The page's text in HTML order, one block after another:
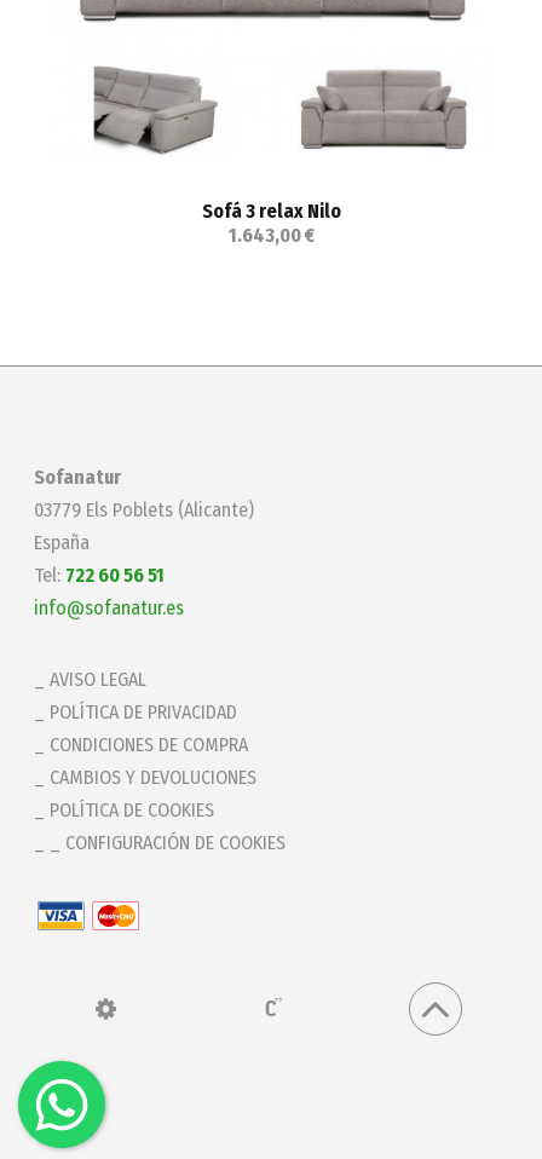
Sofá 3 relax Nilo
1.643,00 €
Sofanatur
03779 Els Poblets (Alicante)
España
Tel: 722 60 56 51
info@sofanatur.es
AVISO LEGAL
POLÍTICA DE PRIVACIDAD
CONDICIONES DE COMPRA
CAMBIOS Y DEVOLUCIONES
POLÍTICA DE COOKIES
_ CONFIGURACIÓN DE COOKIES